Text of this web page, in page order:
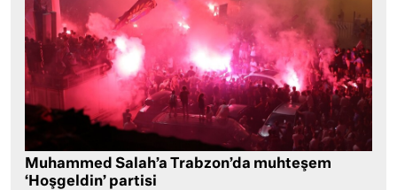
Muhammed Salah’a Trabzon’da muhteşem
‘Hoşgeldin’ partisi